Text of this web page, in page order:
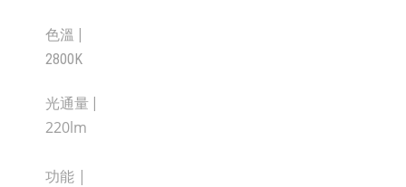
色溫
2800K
光通量
220lm
功能 |